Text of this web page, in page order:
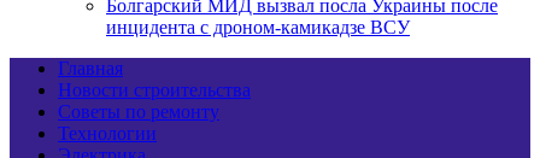
Болгарский МИД вызвал посла Украины после
инцидента с дроном-камикадзе ВСУ
Главная
Новости строительства
Советы по ремонту
Технологии